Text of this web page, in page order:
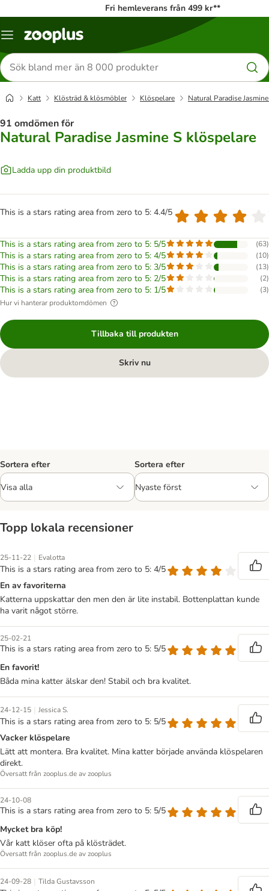
Fri hemleverans från 499 kr**
Katalogmeny
Sök
efter
produkter
Katt Klösträd & klösmöbler Klöspelare Natural Paradise
91 omdömen för
Natural Paradise Jasmine S klöspelare
Ladda upp din produktbild
This is a stars rating area from zero to 5: 4.4/5
This is a stars rating area from zero to 5: 5/5 (63)
This is a stars rating area from zero to 5: 4/5 (10)
This is a stars rating area from zero to 5: 3/5 (13)
This is a stars rating area from zero to 5: 2/5 (2)
This is a stars rating area from zero to 5: 1/5 (3)
Hur vi hanterar produktomdömen
Tillbaka till produkten
Skriv nu
Sortera efter Sortera efter
Topp lokala recensioner
25-11-22 | Evalotta
This is a stars rating area from zero to 5: 4/5
En av favoriterna
Katterna uppskattar den men den är lite instabil. Bottenplattan kunde
ha varit något större.
25-02-21
This is a stars rating area from zero to 5: 5/5
En favorit!
Båda mina katter älskar den! Stabil och bra kvalitet.
24-12-15 | Jessica S.
This is a stars rating area from zero to 5: 5/5
Vacker klöspelare
Lätt att montera. Bra kvalitet. Mina katter började använda klöspelaren
direkt.
Översatt från zooplus.de av zooplus
24-10-08
This is a stars rating area from zero to 5: 5/5
Mycket bra köp!
Vår katt klöser ofta på klösträdet.
Översatt från zooplus.de av zooplus
24-09-28 | Tilda Gustavsson